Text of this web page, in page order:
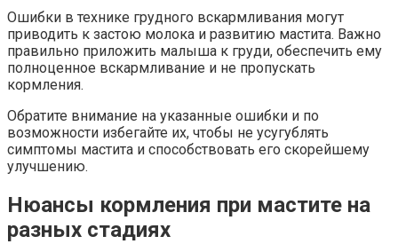
Ошибки в технике грудного вскармливания могут
приводить к застою молока и развитию мастита. Важно
правильно приложить малыша к груди, обеспечить ему
полноценное вскармливание и не пропускать
кормления.
Обратите внимание на указанные ошибки и по
возможности избегайте их, чтобы не усугублять
симптомы мастита и способствовать его скорейшему
улучшению.
Нюансы кормления при мастите на
разных стадиях